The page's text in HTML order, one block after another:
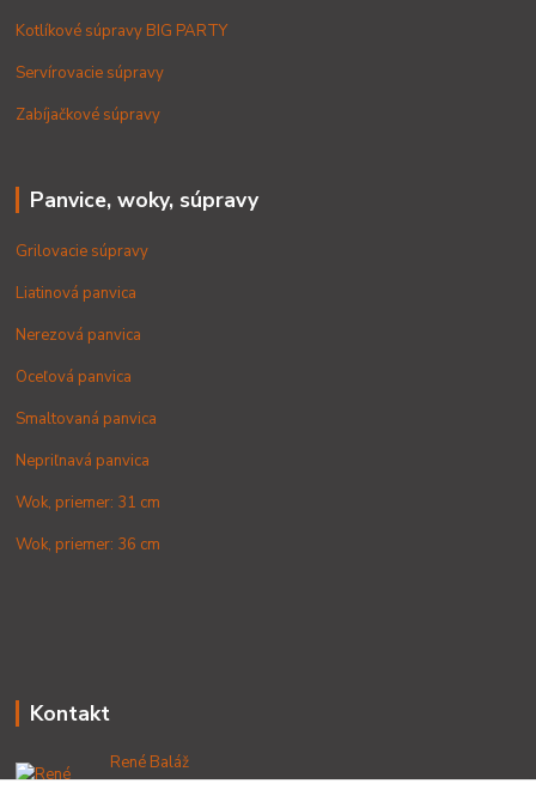
Kotlíkové súpravy BIG PARTY
Servírovacie súpravy
Zabíjačkové súpravy
Panvice, woky, súpravy
Grilovacie súpravy
Liatinová panvica
Nerezová panvica
Oceľová panvica
Smaltovaná panvica
Nepriľnavá panvica
Wok, priemer: 31 cm
Wok, priemer: 36 cm
Kontakt
René Baláž
+421 902 212 007